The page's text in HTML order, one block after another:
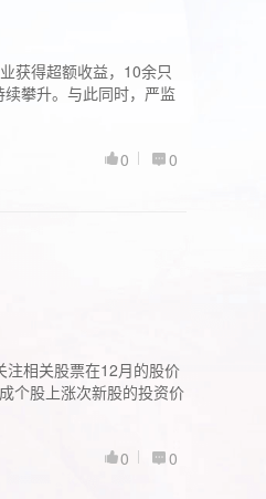
获得超额收益，10余只
攀升。与此同时，严监
0
0
注相关股票在12月的股价
个股上涨次新股的投资价
0
0